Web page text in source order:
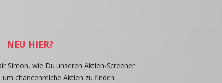
NEU HIER?
Simon, wie Du unseren Aktien-Screener
chancenreiche Aktien zu finden.